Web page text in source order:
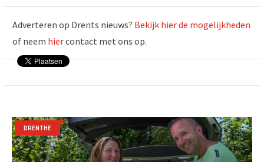
Adverteren op Drents nieuws? Bekijk hier de mogelijkheden
of neem hiercontact met ons op.
DRENTHE